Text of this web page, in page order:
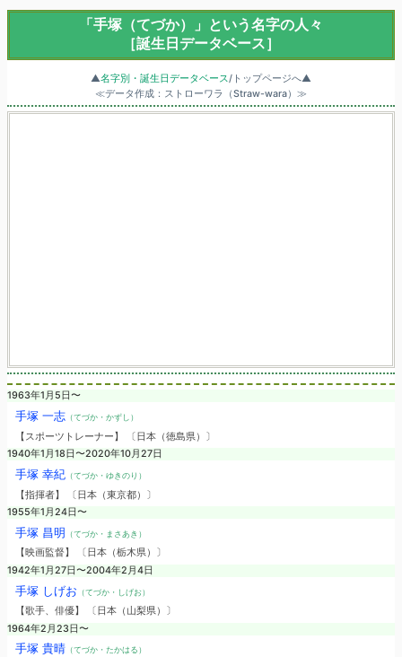
「手塚（てづか）」という名字の人々
［誕生日データベース］
▲名字別・誕生日データベース/トップページへ▲
≪データ作成：ストローワラ（Straw-wara）≫
1963年1月5日〜
手塚 一志（てづか・かずし）
【スポーツトレーナー】 〔日本（徳島県）〕
1940年1月18日〜2020年10月27日
手塚 幸紀（てづか・ゆきのり）
【指揮者】 〔日本（東京都）〕
1955年1月24日〜
手塚 昌明 （てづか・まさあき）
【映画監督】 〔日本（栃木県）〕
1942年1月27日〜2004年2月4日
手塚 しげお （てづか・しげお）
【歌手、俳優】 〔日本（山梨県）〕
1964年2月23日〜
手塚 貴晴（てづか・たかはる）